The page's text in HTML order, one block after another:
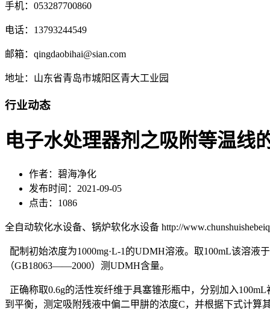
手机：053287700860
电话：13793244549
邮箱：qingdaobihai@sian.com
地址：山东省青岛市城阳区青大工业园
行业动态
电子水处理器剂之吸附等温线
作者：碧海净化
发布时间：2021-09-05
点击：1086
全自动软化水设备、锅炉软化水设备 http://
配制初始浓度为1000mg·L-1的UDMH溶液。取100mL该溶
（GB18063——2000）测UDMH含量。
正确称取0.6g的活性炭纤维于具塞锥形瓶中，分别加入
到平衡，测定吸附残液中偏二甲肼的浓度C，并根据下式计算